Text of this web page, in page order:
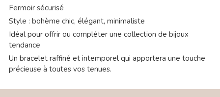
Fermoir sécurisé
Style : bohème chic, élégant, minimaliste
Idéal pour offrir ou compléter une collection de bijoux
tendance
Un bracelet raffiné et intemporel qui apportera une touche
précieuse à toutes vos tenues.